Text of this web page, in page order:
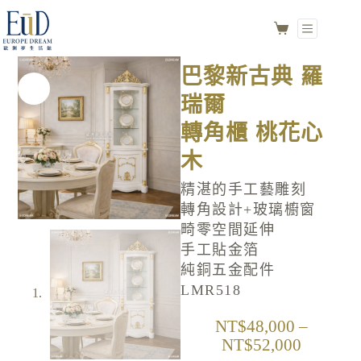
轉角櫃 桃花心木
巴黎新古典 羅
瑞爾
轉角櫃 桃花心
木
精湛的手工藝雕刻
轉角設計+玻璃櫥窗
畸零空間延伸
手工貼金箔
純銅五金配件
LMR518
NT$48,000 –
NT$52,000